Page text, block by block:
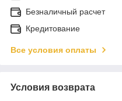
Безналичный расчет
Кредитование
Все условия оплаты
Условия возврата